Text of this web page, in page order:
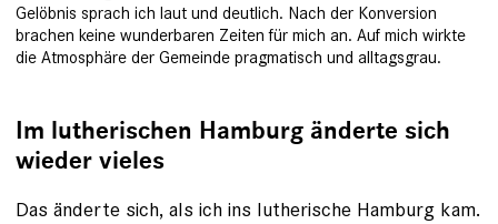
Gelöbnis sprach ich laut und deutlich. Nach der Konversion
brachen keine wunderbaren Zeiten für mich an. Auf mich wirkte
die Atmosphäre der Gemeinde pragmatisch und alltagsgrau.
Im lutherischen Hamburg änderte sich
wieder vieles
Das änderte sich, als ich ins lutherische Hamburg kam.